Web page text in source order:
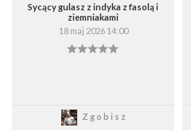
Sycący gulasz z indyka z fasolą i
ziemniakami
18 maj 2026 14:00
Zgobisz
Zapisz